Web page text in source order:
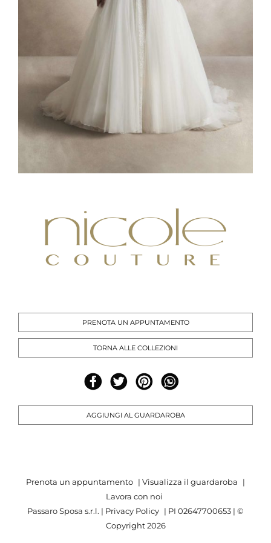
PRENOTA UN APPUNTAMENTO
TORNA ALLE COLLEZIONI
AGGIUNGI AL GUARDAROBA
Prenota un appuntamento | Visualizza il guardaroba
|
Lavora con noi
Passaro Sposa s.r.l. | Privacy Policy | PI 02647700653 | ©
Copyright2026